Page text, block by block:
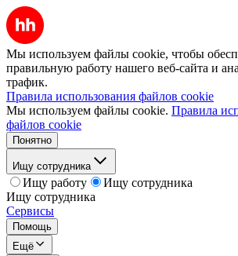
Мы используем файлы cookie, чтобы
правильную работу нашего веб-сайта и
трафик.
Правила использования файлов cookie
Мы используем файлы cookie. Правила
файлов cookie
Понятно
Ищу сотрудника
Ищу работу
Ищу сотрудника
Ищу сотрудника
Сервисы
Помощь
Ещё